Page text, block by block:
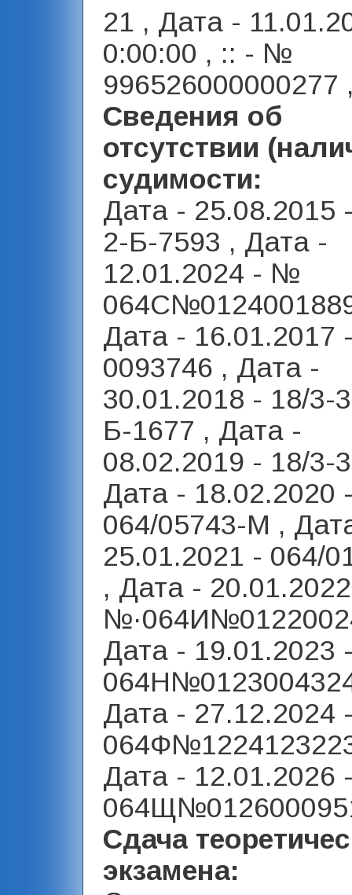
21 , Дата -
0:00:00 , :: - №
996526000000277
Сведения об
отсутствии
судимости:
Дата - 25.08.2015
2-Б-7593 , Дата -
12.01.2024 - №
Дата - 16.01.2017
0093746 , Дата -
30.01.2018 - 18/3-
Б-1677 , Дата -
08.02.2019 - 18/3-
Дата - 18.02.2020
064/05743-М ,
25.01.2021 - 064/
, Дата -
Дата -
Дата -
Дата -
Сдача
экзамена: